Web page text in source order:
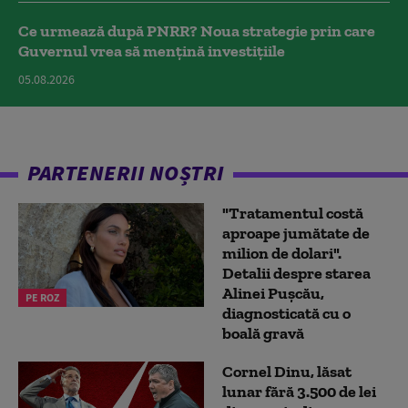
Ce urmează după PNRR? Noua strategie prin care
Guvernul vrea să mențină investițiile
05.08.2026
PARTENERII NOȘTRI
PE ROZ
"Tratamentul costă
aproape jumătate de
milion de dolari".
Detalii despre starea
Alinei Pușcău,
diagnosticată cu o
boală gravă
Cornel Dinu, lăsat
lunar fără 3.500 de lei